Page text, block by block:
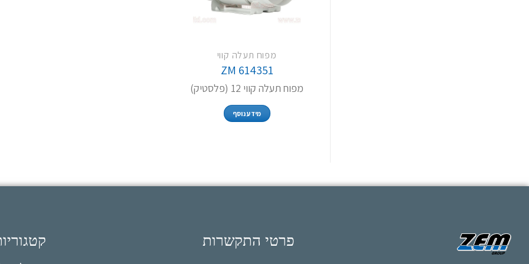
מפוח תעלה קווי
ZM 614351
מפוח תעלה קווי 12 (פלסטיק)
מידע נוסף
פרטי התקשרות